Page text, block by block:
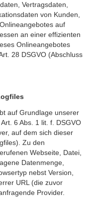
Vertragsdaten,
von Kunden,
auf
an einer effizienten
Onlineangebotes
28 DSGVO (Abschluss
auf Grundlage unserer
6 Abs. 1 lit. f. DSGVO
auf dem sich dieser
Zu den
Webseite, Datei,
Datenmenge,
nebst Version,
URL (die zuvor
Provider.